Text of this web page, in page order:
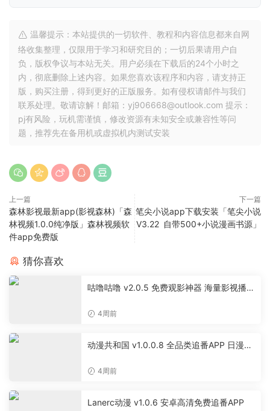
温馨提示：本站提供的一切软件、教程和内容信息都来自网
络收集整理，仅限用于学习和研究目的；一切后果请用户自
负，版权争议与本站无关。用户必须在下载后的24个小时之
内，彻底删除上述内容。如果您喜欢该程序和内容，请支持正
版，购买注册，得到更好的正版服务。如有侵权请邮件与我们
联系处理。敬请谅解！邮箱：yj906668@outlook.com 提示：
pj有风险，玩机需谨慎，修改资源有未知安全或兼容性等问
题，推荐先在备用机或虚拟机内测试安装
上一篇
森林影视最新app(影视森林)「森
林视频1.0.0纯净版」森林视频软
件app免费版
下一篇
笔尖小说app下载安装「笔尖小说
V3.22 自带500+小说漫画书源」
猜你喜欢
咕噜咕噜 v2.0.5 免费观影神器 海量影视播放
4周前
动漫共和国 v1.0.0.8 全品类追番APP 日漫国
4周前
Lanerc动漫 v1.0.6 安卓高清免费追番APP